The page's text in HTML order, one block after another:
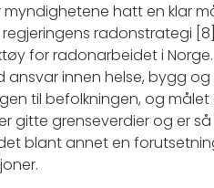
myndighetene hatt en klar
radonstrategi
for radonarbeidet i
ansvar innen helse, bygg
til befolkningen, og
gitte grenseverdier og er
blant annet en